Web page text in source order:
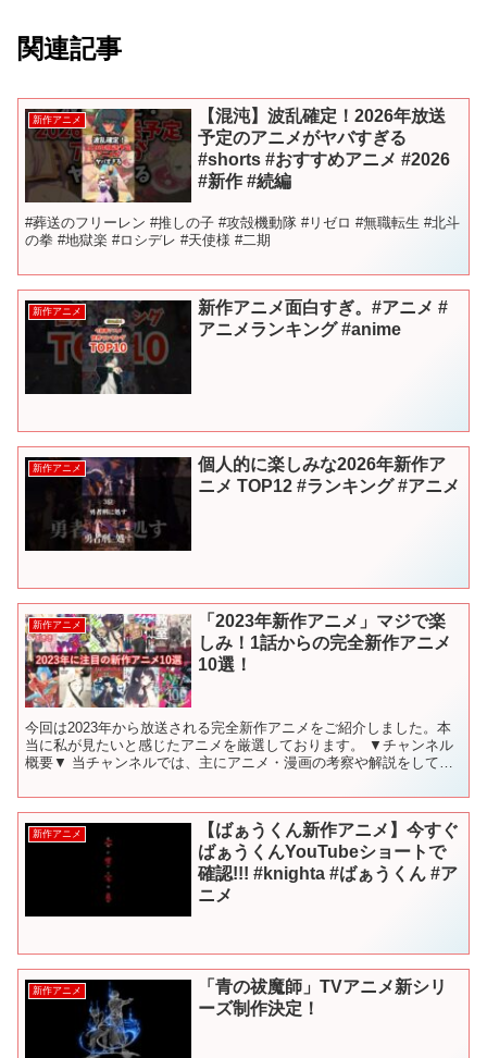
関連記事
新作アニメ
【混沌】波乱確定！2026年放送
予定のアニメがヤバすぎる
#shorts #おすすめアニメ #2026
#新作 #続編
#葬送のフリーレン #推しの子 #攻殻機動隊 #リゼロ #無職転生 #北斗
の拳 #地獄楽 #ロシデレ #天使様 #二期
新作アニメ
新作アニメ面白すぎ。#アニメ #
アニメランキング #anime
新作アニメ
個人的に楽しみな2026年新作ア
ニメ TOP12 #ランキング #アニメ
新作アニメ
「2023年新作アニメ」マジで楽
しみ！1話からの完全新作アニメ
10選！
今回は2023年から放送される完全新作アニメをご紹介しました。本
当に私が見たいと感じたアニメを厳選しております。 ▼チャンネル
概要▼ 当チャンネルでは、主にアニメ・漫画の考察や解説をしてい
新作アニメ
【ばぁうくん新作アニメ】今すぐ
ばぁうくんYouTubeショートで
確認!!! #knighta #ばぁうくん #ア
ニメ
新作アニメ
「青の祓魔師」TVアニメ新シリ
ーズ制作決定！